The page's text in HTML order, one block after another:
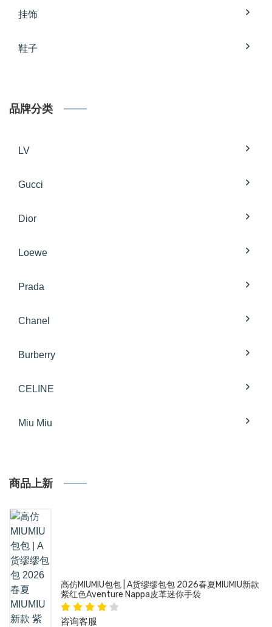
挂饰
鞋子
品牌分类
LV
Gucci
Dior
Loewe
Prada
Chanel
Burberry
CELINE
Miu Miu
商品上新
高仿MIUMIU包包 | A货缪缪包包 2026春夏MIUMIU新款
紫红色Aventure Nappa皮革迷你手袋
咨询客服